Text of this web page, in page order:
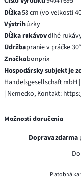
Dĺžka58 cm (vo veľkosti
Výstrihúzky
Dĺžka rukávovdlhé
Údržbapranie v práčke
Značkabonprix
Hospodársky subjekt je
Handelsgesellschaft mbH
| Nemecko, Kontakt:
Možnosti doručenia
Doprava zdarma
Platobná